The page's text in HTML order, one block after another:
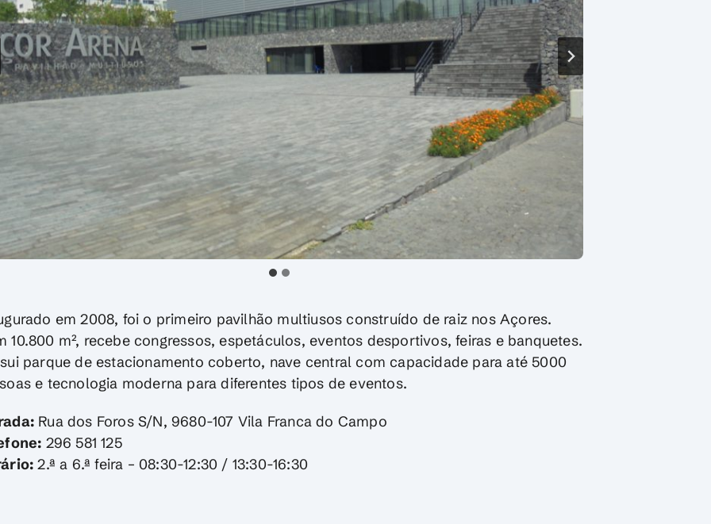
em 2008, foi o primeiro pavilhão multiusos construído de raiz nos Açores.
10.800 m², recebe congressos, espetáculos, eventos desportivos, feiras e banquetes.
parque de estacionamento coberto, nave central com capacidade para até 5000
e tecnologia moderna para diferentes tipos de eventos.
Rua dos Foros S/N, 9680-107 Vila Franca do Campo
296 581 125
2.ª a 6.ª feira – 08:30-12:30 / 13:30-16:30